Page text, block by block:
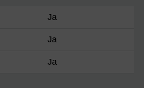
Ja
Ja
Ja